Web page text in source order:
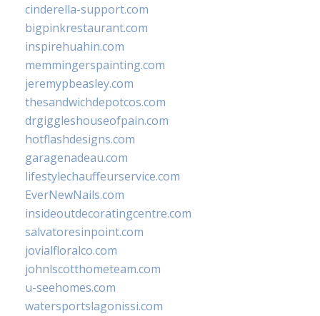
cinderella-support.com
bigpinkrestaurant.com
inspirehuahin.com
memmingerspainting.com
jeremypbeasley.com
thesandwichdepotcos.com
drgiggleshouseofpain.com
hotflashdesigns.com
garagenadeau.com
lifestylechauffeurservice.com
EverNewNails.com
insideoutdecoratingcentre.com
salvatoresinpoint.com
jovialfloralco.com
johnlscotthometeam.com
u-seehomes.com
watersportslagonissi.com